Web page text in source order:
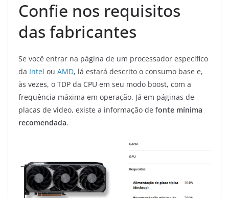
Confie nos requisitos
das fabricantes
Se você entrar na página de um processador específico
da Intel ou AMD, lá estará descrito o consumo base e,
às vezes, o TDP da CPU em seu modo boost, com a
frequência máxima em operação. Já em páginas de
placas de video, existe a informação de fonte mínima
recomendada.